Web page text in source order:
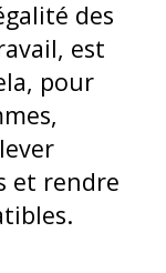
des
est
pour
et rendre